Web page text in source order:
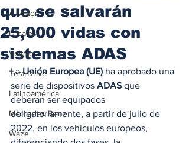
A Motor
Locales
Voltaje
Test Drive
Latinoamérica
Mercedes Benz
Waze
que se salvarán
25,000 vidas con
sistemas ADAS
La Unión Europea (UE) ha aprobado una
serie de dispositivos ADAS que
deberán ser equipados
obligatoriamente, a partir de julio de
2022, en los vehículos europeos,